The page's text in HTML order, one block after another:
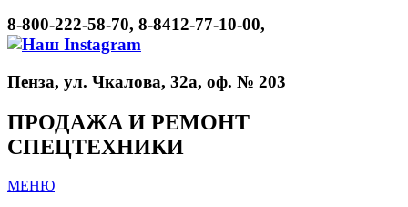
8-800-222-58-70, 8-8412-77-10-00,
Пенза, ул. Чкалова, 32а, оф. № 203
ПРОДАЖА И РЕМОНТ
СПЕЦТЕХНИКИ
МЕНЮ